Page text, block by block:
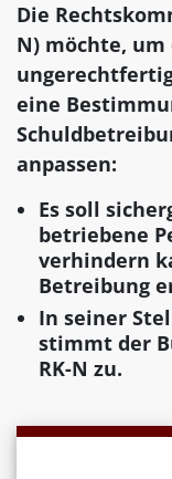
Die
N) möchte, um
eine
anpassen:
Es soll
betriebene
verhindern
Betreibung
In seiner
stimmt der
RK-N zu.